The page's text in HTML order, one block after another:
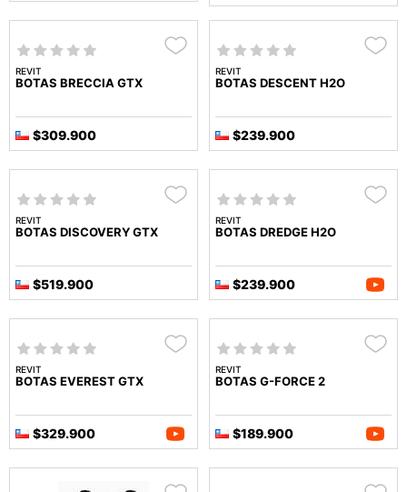
REVIT
BOTAS BRECCIA GTX
$309.900
REVIT
BOTAS DESCENT H2O
$239.900
REVIT
BOTAS DISCOVERY GTX
$519.900
REVIT
BOTAS DREDGE H2O
$239.900
REVIT
BOTAS EVEREST GTX
$329.900
REVIT
BOTAS G-FORCE 2
$189.900